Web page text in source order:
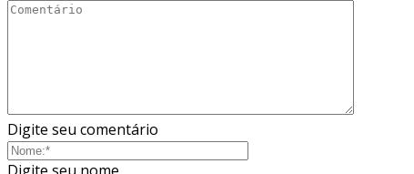
Digite seu comentário